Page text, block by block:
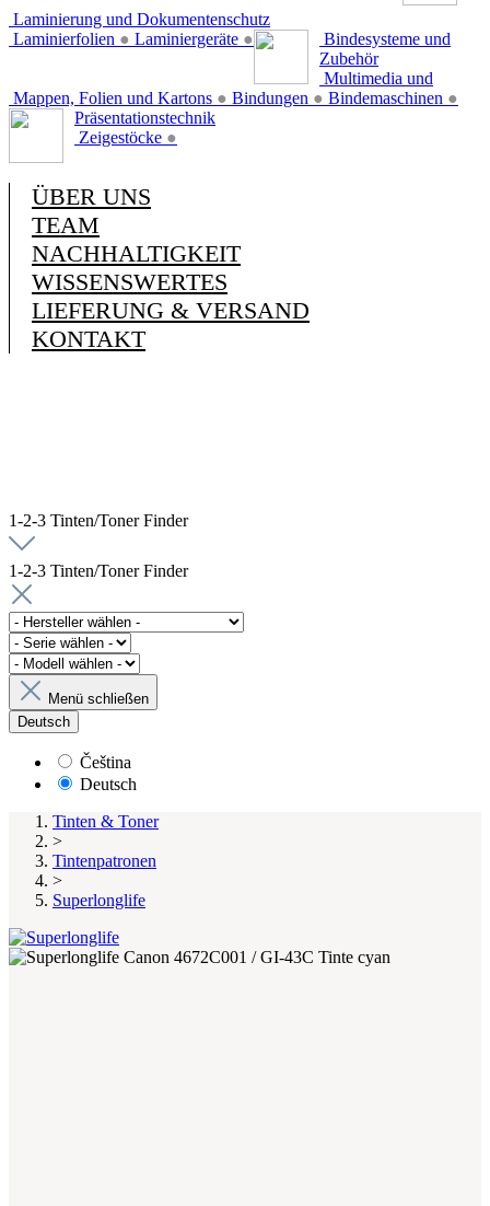
Laminierung und Dokumentenschutz
Laminierfolien ● Laminiergeräte ●
Bindesysteme und
Zubehör
Mappen, Folien und Kartons ● Bindungen ● Bindemaschinen ●
Multimedia und
Präsentationstechnik
Zeigestöcke ●
ÜBER UNS
TEAM
NACHHALTIGKEIT
WISSENSWERTES
LIEFERUNG & VERSAND
KONTAKT
1-2-3 Tinten/Toner Finder
1-2-3 Tinten/Toner Finder
Menü schließen
Deutsch
Čeština
Deutsch
Tinten & Toner
>
Tintenpatronen
>
Superlonglife